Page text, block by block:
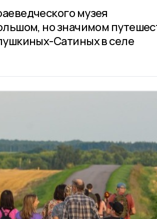
музея
но значимом
Сатиных в селе